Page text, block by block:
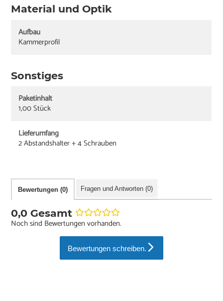
Material und Optik
Aufbau
Kammerprofil
Sonstiges
Paketinhalt
1,00 Stück
Lieferumfang
2 Abstandshalter + 4 Schrauben
Bewertungen (0) Fragen und Antworten (0)
0,0 Gesamt
Noch sind Bewertungen vorhanden.
Bewertungen schreiben.